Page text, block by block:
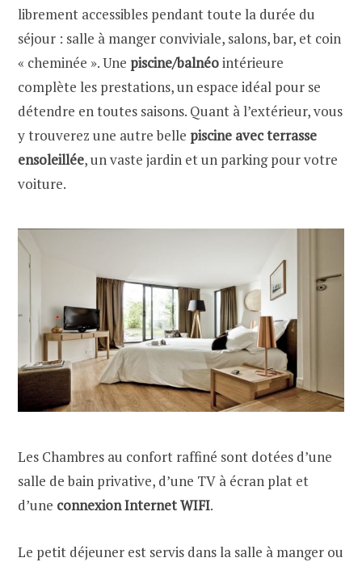
librement accessibles pendant toute la durée du
séjour : salle à manger conviviale, salons, bar, et coin
« cheminée ». Une piscine/balnéointérieure
complète les prestations, un espace idéal pour se
détendre en toutes saisons. Quant à l’extérieur, vous
y trouverez une autre belle piscine avec terrasse
ensoleillée, un vaste jardin et un parking pour votre
voiture.
Les Chambres au confort raffiné sont dotées d’une
salle de bain privative, d’une TV à écran plat et
d’une connexion Internet WIFI.
Le petit déjeuner est servis dans la salle à manger ou